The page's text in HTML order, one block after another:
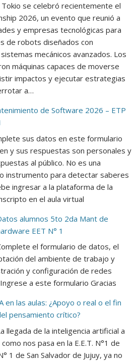
Tokio se celebró recientemente el
2026, un evento que reunió a
y empresas tecnológicas para
de robots diseñados con
mecánicos avanzados. Los
máquinas capaces de moverse
impactos y ejecutar estrategias
a…
de Software 2026 – ETP
sus datos en este formulario
y sus respuestas son personales y
al público. No es una
instrumento para detectar saberes
ingresar a la plataforma de la
en el aula virtual
alumnos 5to 2da Mant de
EET N° 1
el formulario de datos, el
del ambiente de trabajo y
y configuración de redes
a este formulario Gracias
en las aulas: ¿Apoyo o real o el fin
pensamiento crítico?
llegada de la inteligencia artificial a
nos pasa en la E.E.T. N°1 de
1 de San Salvador de Jujuy, ya no